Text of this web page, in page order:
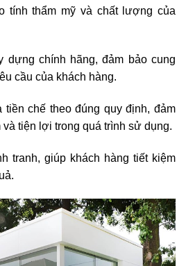
tính thẩm mỹ và chất lượng của
dựng chính hãng, đảm bảo cung
cầu của khách hàng.
chế theo đúng quy định, đảm
và tiện lợi trong quá trình sử dụng.
tranh, giúp khách hàng tiết kiệm